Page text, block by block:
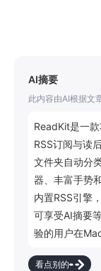
AI摘要
此内容由AI根据文
ReadKit是一
RSS订阅与读
文件夹自动分
器、丰富手势
内置RSS引擎
可享受AI摘要
验的用户在
看点别的